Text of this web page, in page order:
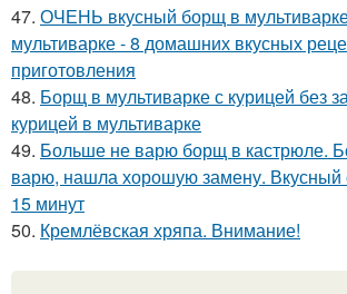
47. ОЧЕНЬ вкусный борщ в
мультиварке - 8 домашних вкусных
приготовления
48. Борщ в мультиварке с курицей без
курицей в мультиварке
49. Больше не варю борщ в кастрюле.
варю, нашла хорошую замену. Вкусный
15 минут
50. Кремлёвская хряпа. Внимание!